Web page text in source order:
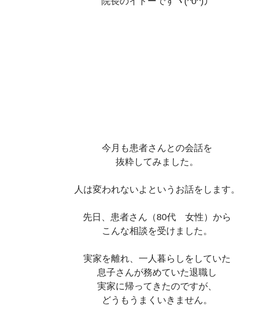
今月も患者さんとの会話を
抜粋してみました。
人は変われないよというお話をします。
先日、患者さん（80代　女性）から
こんな相談を受けました。
実家を離れ、一人暮らしをしていた
息子さんが務めていた退職し
実家に帰ってきたのですが、
どうもうまくいきません。